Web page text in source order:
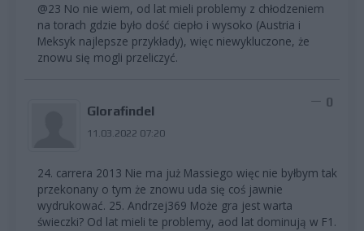
@23 No nie wiem, od lat mieli problemy z chłodzeniem
na torach gdzie było dość ciepło i wysoko (Austria i
Meksyk najlepsze przykłady), więc niewykluczone, że
znowu się mogli przeliczyć.
Glorafindel
11.03.2022 07:20
0
24. carrera 2013 Nie ma już Massiego więc nie byłbym tak
przekonany o tym że znowu uda się coś jawnie
wydrukować. 25. Andrzej369 Może gra jest warta
świeczki? Od lat mieli te problemy, aod lat dominują w F1.